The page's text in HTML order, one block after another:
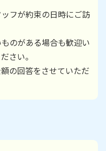
フが約束の日時にご訪
のがある場合も歓迎い
さい。
の回答をさせていただ